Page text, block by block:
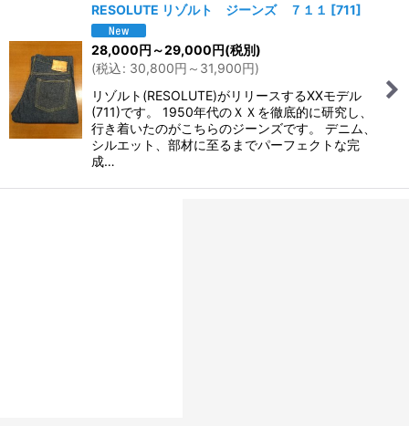
並び順:
RESOLUTE リゾルト ジーンズ ７１１ [711]
28,000円 ～29,000円(税別)
(税込: 30,800円 ～31,900円)
リゾルト(RESOLUTE)がリリースするXXモデル
(711)です。 1950年代のＸＸを徹底的に研究し、
行き着いたのがこちらのジーンズです。 デニム、
シルエット、部材に至るまでパーフェクトな完
成…